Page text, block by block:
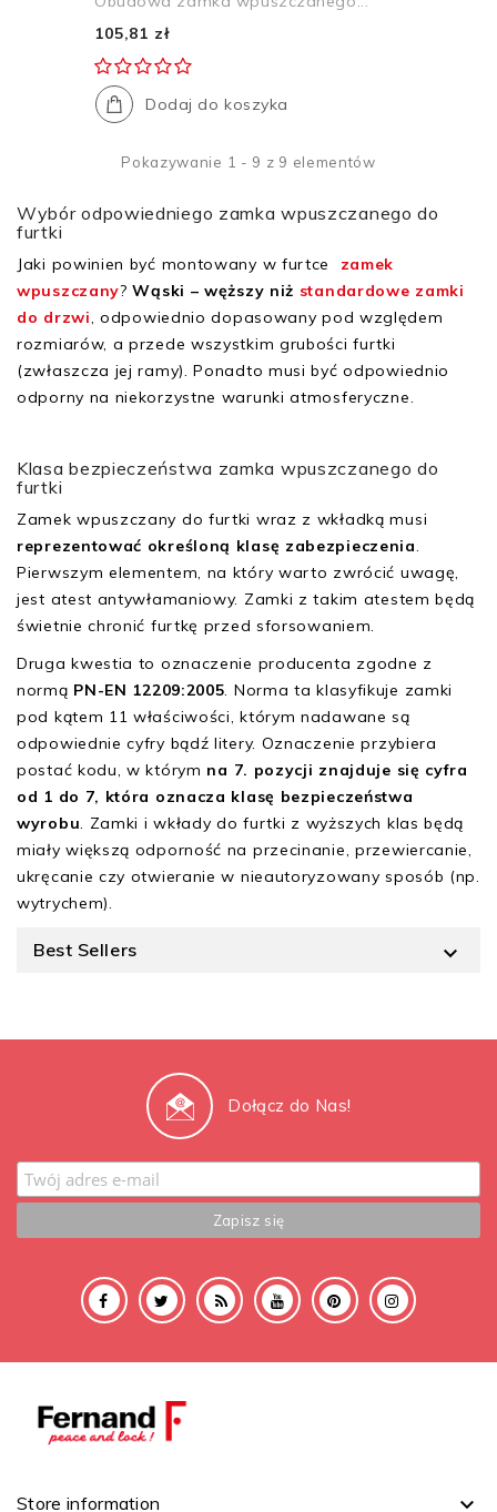
105,81 zł
Dodaj do koszyka
Pokazywanie 1 - 9 z 9 elementów
Wybór odpowiedniego zamka wpuszczanego do
furtki
Jaki powinien być montowany w furtce zamek
wpuszczany?Wąski – węższy niż standardowe zamki
do drzwi , odpowiednio dopasowany pod względem
rozmiarów, a przede wszystkim grubości furtki
(zwłaszcza jej ramy). Ponadto musi być odpowiednio
odporny na niekorzystne warunki atmosferyczne.
Klasa bezpieczeństwa zamka wpuszczanego do
furtki
Zamek wpuszczany do furtki wraz z wkładką musi
reprezentować określoną klasę zabezpieczenia
Pierwszym elementem, na który warto zwrócić uwagę,
jest atest antywłamaniowy. Zamki z takim atestem będą
świetnie chronić furtkę przed sforsowaniem.
Druga kwestia to oznaczenie producenta zgodne z
normą PN-EN 12209:2005 . Norma ta klasyfikuje zamki
pod kątem 11 właściwości, którym nadawane są
odpowiednie cyfry bądź litery. Oznaczenie przybiera
postać kodu, w którym na 7. pozycji znajduje się cyfra
od 1 do 7, która oznacza klasę bezpieczeństwa
wyrobu . Zamki i wkłady do furtki z wyższych klas będą
miały większą odporność na przecinanie, przewiercanie,
ukręcanie czy otwieranie w nieautoryzowany sposób (np.
wytrychem).
Best Sellers 
Dołącz do Nas!
Store information 